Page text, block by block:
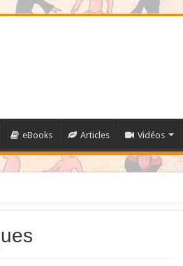
eBooks Articles Vidéos